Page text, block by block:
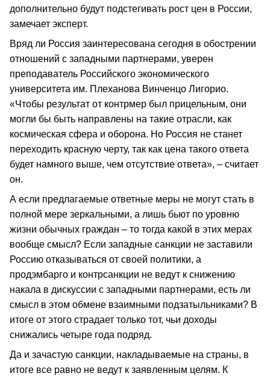
дополнительно будут подстегивать рост цен в России,
замечает эксперт.
Вряд ли Россия заинтересована сегодня в обострении
отношений с западными партнерами, уверен
преподаватель Российского экономического
университета им. Плеханова Винченцо Лигорио.
«Чтобы результат от контрмер был прицельным, они
могли бы быть направлены на такие отрасли, как
космическая сфера и оборона. Но Россия не станет
переходить красную черту, так как цена такого ответа
будет намного выше, чем отсутствие ответа», – считает
он.
А если предлагаемые ответные меры не могут стать в
полной мере зеркальными, а лишь бьют по уровню
жизни обычных граждан – то тогда какой в этих мерах
вообще смысл? Если западные санкции не заставили
Россию отказываться от своей политики, а
продэмбарго и контрсанкции не ведут к снижению
накала в дискуссии с западными партнерами, есть ли
смысл в этом обмене взаимными подзатыльниками? В
итоге от этого страдает только тот, чьи доходы
снижались четыре года подряд.
Да и зачастую санкции, накладываемые на страны, в
итоге все равно не ведут к заявленным целям. К